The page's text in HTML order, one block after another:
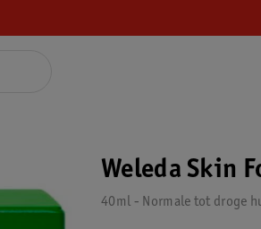
Weleda Skin
40ml - Normale tot droge